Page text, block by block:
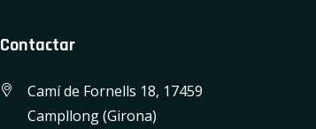
Contactar
Camí de Fornells 18, 17459
Campllong (Girona)